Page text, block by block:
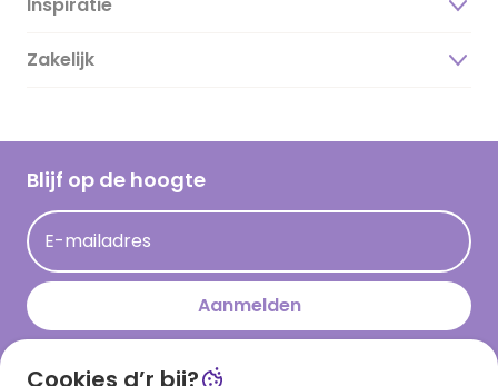
Over ons
Duurzaamheid
Hallmark Kaartclub
Acties
Persberichten
Hallmark en Kinderpostzegels
Magazine
Cadeau inspiratie
Kaartinspiratie
Zakelijk
Blijf op de hoogte
E-mailadres
Aanmelden
Cookies d’r bij?